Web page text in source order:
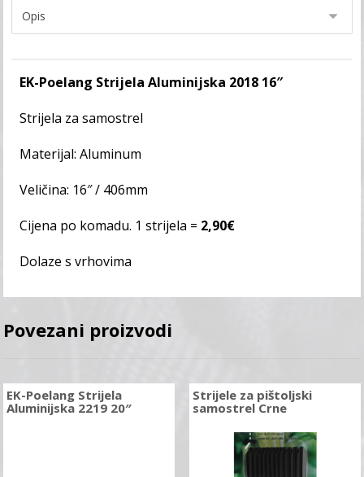
EK-Poelang Strijela Aluminijska 2018 16″
Strijela za samostrel
Materijal: Aluminum
Veličina: 16″ / 406mm
Cijena po komadu. 1 strijela = 2,90€
Dolaze s vrhovima
Povezani proizvodi
EK-Poelang Strijela
Aluminijska 2219 20″
Strijele za pištoljski
samostrel Crne